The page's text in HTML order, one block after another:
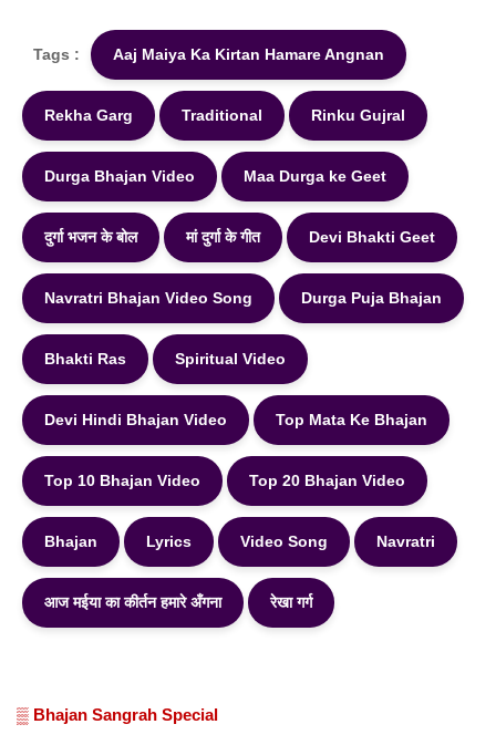
Tags : Aaj Maiya Ka Kirtan Hamare Angnan
Rekha Garg Traditional Rinku Gujral
Durga Bhajan Video Maa Durga ke Geet
दुर्गा भजन के बोल मां दुर्गा के गीत Devi Bhakti Geet
Navratri Bhajan Video Song Durga Puja Bhajan
Bhakti Ras Spiritual Video
Devi Hindi Bhajan Video Top Mata Ke Bhajan
Top 10 Bhajan Video Top 20 Bhajan Video
Bhajan Lyrics Video Song Navratri
आज मईया का कीर्तन हमारे अँगना रेखा गर्ग
▒ Bhajan Sangrah Special